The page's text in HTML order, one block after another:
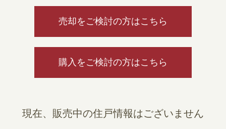
売却をご検討の方はこちら
購入をご検討の方はこちら
現在、販売中の住戸情報はございません